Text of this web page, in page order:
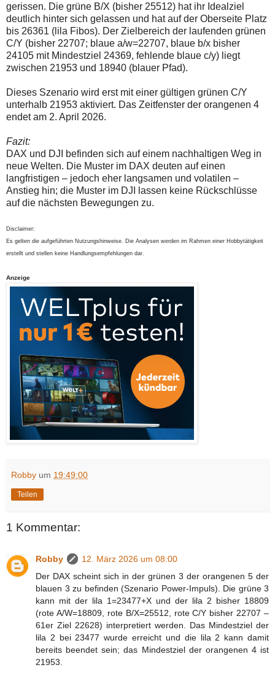
gerissen. Die grüne B/X (bisher 25512) hat ihr Idealziel
deutlich hinter sich gelassen und hat auf der Oberseite Platz
bis 26361 (lila Fibos). Der Zielbereich der laufenden grünen
C/Y (bisher 22707; blaue a/w=22707, blaue b/x bisher
24105 mit Mindestziel 24369, fehlende blaue c/y) liegt
zwischen 21953 und 18940 (blauer Pfad).
Dieses Szenario wird erst mit einer gültigen grünen C/Y
unterhalb 21953 aktiviert. Das Zeitfenster der orangenen 4
endet am 2. April 2026.
Fazit:
DAX und DJI befinden sich auf einem nachhaltigen Weg in
neue Welten. Die Muster im DAX deuten auf einen
langfristigen – jedoch eher langsamen und volatilen –
Anstieg hin; die Muster im DJI lassen keine Rückschlüsse
auf die nächsten Bewegungen zu.
Disclaimer:
Es gelten die aufgeführten Nutzungshinweise. Die Analysen werden im Rahmen einer Hobbytätigkeit
erstellt und stellen keine Handlungsempfehlungen dar.
Anzeige
Robby um 19:49:00
Teilen
1 Kommentar:
Robby
12. März 2026 um 08:00
Der DAX scheint sich in der grünen 3 der orangenen 5 der
blauen 3 zu befinden (Szenario Power-Impuls). Die grüne 3
kann mit der lila 1=23477+X und der lila 2 bisher 18809
(rote A/W=18809, rote B/X=25512, rote C/Y bisher 22707 –
61er Ziel 22628) interpretiert werden. Das Mindestziel der
lila 2 bei 23477 wurde erreicht und die lila 2 kann damit
bereits beendet sein; das Mindestziel der orangenen 4 ist
21953.